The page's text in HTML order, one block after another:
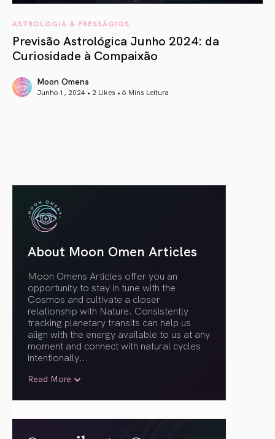
ASTROLOGIA & PRESSÁGIOS
Previsão Astrológica Junho 2024: da
Curiosidade à Compaixão
Moon Omens
Junho 1, 2024 • 2 Likes • 6 Mins Leitura
About Moon Omen Articles
Moon Omens Articles offer you an
opportunity to stay in tune with the
Cosmos and cultivate a closer
relationship with Nature. Consistently
tracking planetary transits can help us
align with the energy available to us at any
moment and connect with natural cycles
intentionally...
Read More